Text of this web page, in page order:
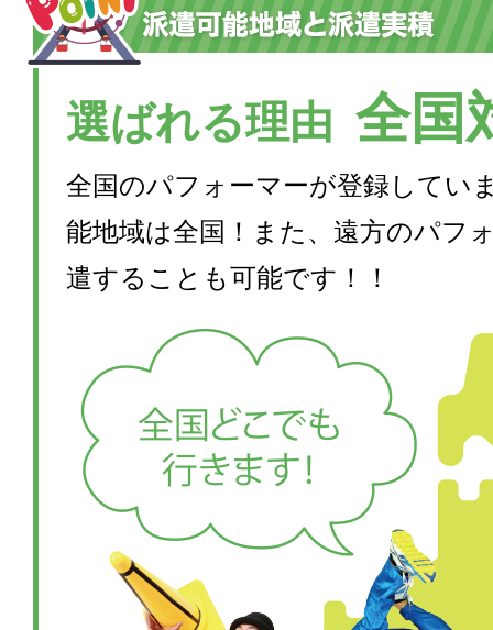
選ばれる理由 全国
全国のパフォーマーが登録してい
能地域は全国！また、遠方のパフ
遣することも可能です！！